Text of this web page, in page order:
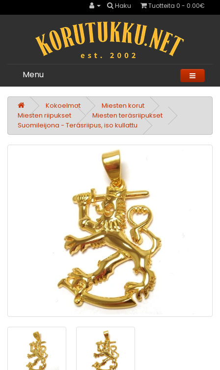
Haku Tuotteita 0 - 0.00€
Menu
Kokoelmat
Miesten korut
Miesten riipukset
Miesten teräsriipukset
Suomileijona - Teräsriipus, iso kullattu